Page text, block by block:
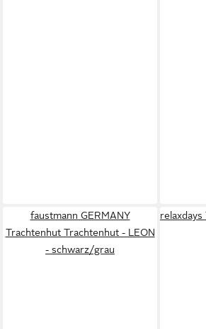
faustmann GERMANY
Trachtenhut Trachtenhut - LEON
- schwarz/grau